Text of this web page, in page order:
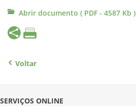
Abrir documento ( PDF - 4587 Kb )
Voltar
SERVIÇOS ONLINE